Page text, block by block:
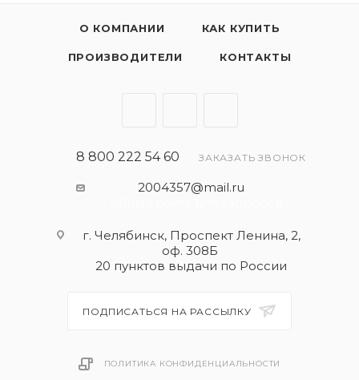
О КОМПАНИИ КАК КУПИТЬ
ПРОИЗВОДИТЕЛИ КОНТАКТЫ
8 800 222 54 60 ЗАКАЗАТЬ ЗВОНОК
2004357@mail.ru
г. Челябинск, Проспект Ленина, 2,
оф. 308Б
20 пунктов выдачи по России
ПОДПИСАТЬСЯ НА РАССЫЛКУ
ПОЛИТИКА КОНФИДЕНЦИАЛЬНОСТИ